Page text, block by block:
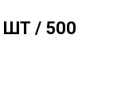
ШТ / 500